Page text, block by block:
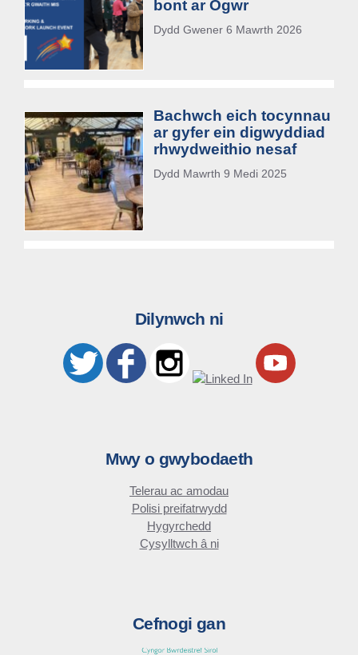
bont ar Ogwr
Dydd Gwener 6 Mawrth 2026
Bachwch eich tocynnau
ar gyfer ein digwyddiad
rhwydweithio nesaf
Dydd Mawrth 9 Medi 2025
Dilynwch ni
Mwy o gwybodaeth
Telerau ac amodau
Polisi preifatrwydd
Hygyrchedd
Cysylltwch â ni
Cefnogi gan